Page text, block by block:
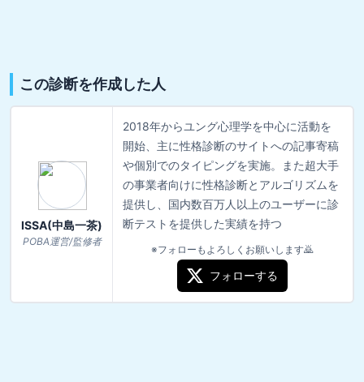
この診断を作成した人
ISSA(中島一茶)
POBA運営/監修者
2018年からユング心理学を中心に活動を
開始、主に性格診断のサイトへの記事寄稿
や個別でのタイピングを実施。また超大手
の事業者向けに性格診断とアルゴリズムを
提供し、国内数百万人以上のユーザーに診
断テストを提供した実績を持つ
※フォローもよろしくお願いします🙇
フォローする